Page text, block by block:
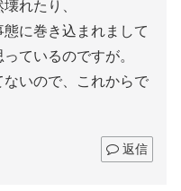
れたり、
に巻き込まれまして
ているのですが。
いので、これからで
返信